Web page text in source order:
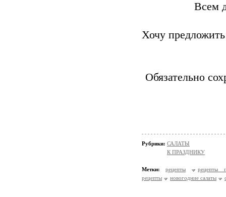
Всем
Хочу
Обязательно
Рубрики: САЛАТЫ
К ПРАЗДНИКУ
Метки: рецепты
рецепты
рецепты
новогодние салаты